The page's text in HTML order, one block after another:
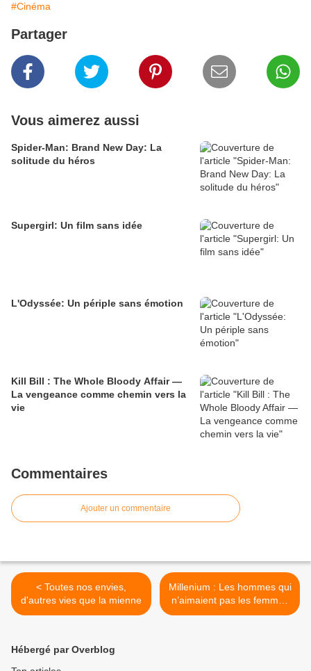
#Cinéma
Partager
Vous aimerez aussi
Spider-Man: Brand New Day: La
solitude du héros
Supergirl: Un film sans idée
L'Odyssée: Un périple sans émotion
Kill Bill : The Whole Bloody Affair —
La vengeance comme chemin vers la
vie
Commentaires
Ajouter un commentaire
< Toutes nos envies,
d'autres vies que la mienne
Millenium : Les hommes qui
n’aimaient pas les femmes
>
Hébergé par Overblog